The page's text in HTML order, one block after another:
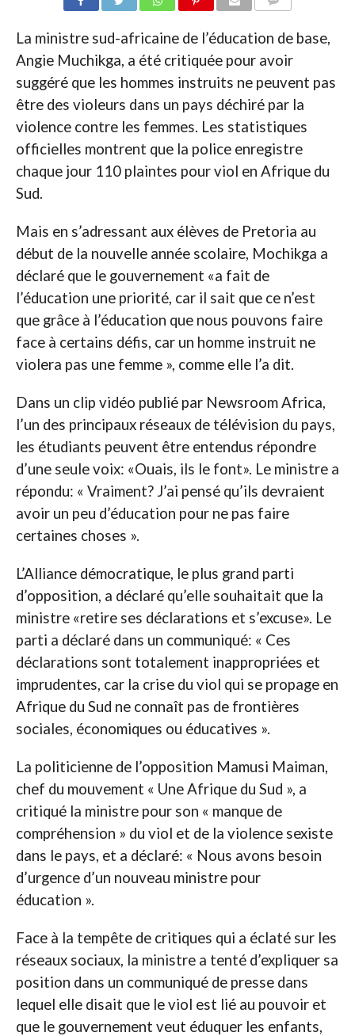
La ministre sud-africaine de l’éducation de base,
Angie Muchikga, a été critiquée pour avoir
suggéré que les hommes instruits ne peuvent pas
être des violeurs dans un pays déchiré par la
violence contre les femmes. Les statistiques
officielles montrent que la police enregistre
chaque jour 110 plaintes pour viol en Afrique du
Sud.
Mais en s’adressant aux élèves de Pretoria au
début de la nouvelle année scolaire, Mochikga a
déclaré que le gouvernement «a fait de
l’éducation une priorité, car il sait que ce n’est
que grâce à l’éducation que nous pouvons faire
face à certains défis, car un homme instruit ne
violera pas une femme », comme elle l’a dit.
Dans un clip vidéo publié par Newsroom Africa,
l’un des principaux réseaux de télévision du pays,
les étudiants peuvent être entendus répondre
d’une seule voix: «Ouais, ils le font». Le ministre a
répondu: « Vraiment? J’ai pensé qu’ils devraient
avoir un peu d’éducation pour ne pas faire
certaines choses ».
L’Alliance démocratique, le plus grand parti
d’opposition, a déclaré qu’elle souhaitait que la
ministre «retire ses déclarations et s’excuse». Le
parti a déclaré dans un communiqué: « Ces
déclarations sont totalement inappropriées et
imprudentes, car la crise du viol qui se propage en
Afrique du Sud ne connaît pas de frontières
sociales, économiques ou éducatives ».
La politicienne de l’opposition Mamusi Maiman,
chef du mouvement « Une Afrique du Sud », a
critiqué la ministre pour son « manque de
compréhension » du viol et de la violence sexiste
dans le pays, et a déclaré: « Nous avons besoin
d’urgence d’un nouveau ministre pour
éducation ».
Face à la tempête de critiques qui a éclaté sur les
réseaux sociaux, la ministre a tenté d’expliquer sa
position dans un communiqué de presse dans
lequel elle disait que le viol est lié au pouvoir et
que le gouvernement veut éduquer les enfants,